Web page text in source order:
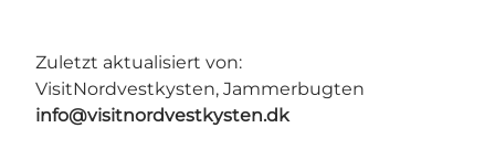
Zuletzt aktualisiert von:
VisitNordvestkysten, Jammerbugten
info@visitnordvestkysten.dk